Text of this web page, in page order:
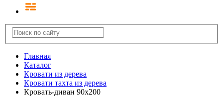
Главная
Каталог
Кровати из дерева
Кровати тахта из дерева
Кровать-диван 90х200